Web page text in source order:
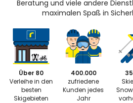
Beratung und viele andere
maximalen Spaß in
Über 80
Verleihe in den
besten
Skigebieten
400.000
zufriedene
Kunden jedes
Jahr